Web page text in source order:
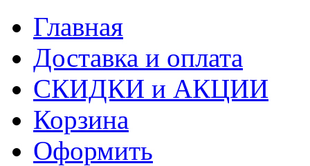
Главная
Доставка и оплата
СКИДКИ и АКЦИИ
Корзина
Оформить